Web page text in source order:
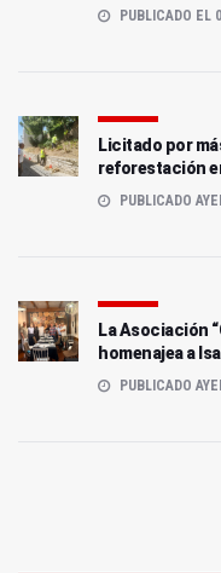
PUBLICADO EL
Licitado por
reforestación
PUBLICADO
La Asociación
homenajea a
PUBLICADO